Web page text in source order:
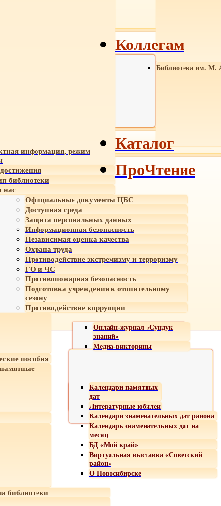
Библиотека им. М.
информация, режим
библиотеки
нас
Официальные документы ЦБС
Доступная среда
Защита персональных данных
Информационная безопасность
Независимая оценка качества
Охрана труда
Противодействие экстремизму и терроризму
ГО и ЧС
Противопожарная безопасность
Подготовка учреждения к отопительному
сезону
Противодействие коррупции
Онлайн-журнал «Сундук
знаний»
Медиа-викторины
пособия
Календари памятных
дат
Литературные юбилеи
Календари знаменательных дат района
Календарь знаменательных дат на
месяц
БД «Мой край»
Виртуальная выставка «Советский
район»
О Новосибирске
библиотеки
Коллегам
Каталог
ПроЧтение